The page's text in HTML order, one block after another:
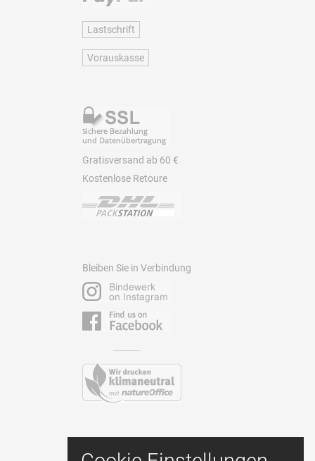
Lastschrift
Vorauskasse
Gratisversand ab 60 €
Kostenlose Retoure
Bleiben Sie in Verbindung
Kontakt